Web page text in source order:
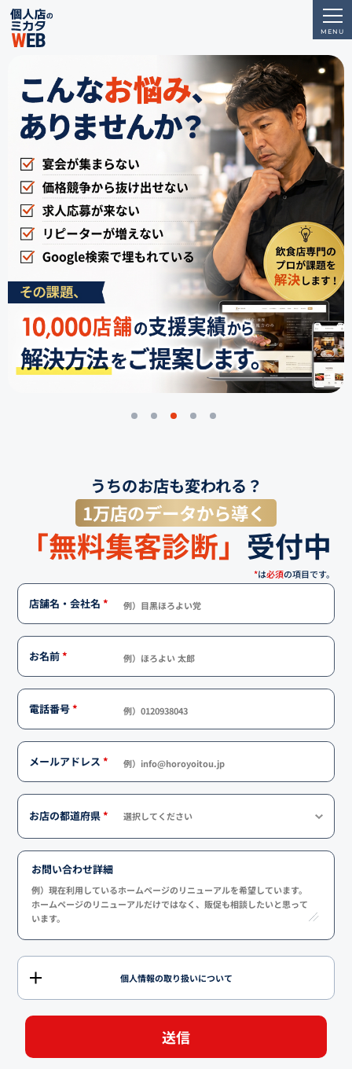
うちのお店も変われる？
1万店のデータから導く
「無料集客診断」 受付中
*は必須の項目です。
店舗名・会社名 *
お名前*
電話番号*
メールアドレス *
お店の都道府県*
お問い合わせ詳細
個人情報の取り扱いについて
送信